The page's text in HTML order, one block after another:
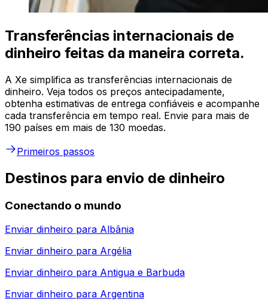
Transferências internacionais de
dinheiro feitas da maneira correta.
A Xe simplifica as transferências internacionais de
dinheiro. Veja todos os preços antecipadamente,
obtenha estimativas de entrega confiáveis e acompanhe
cada transferência em tempo real. Envie para mais de
190 países em mais de 130 moedas.
Primeiros passos
Destinos para envio de dinheiro
Conectando o mundo
Enviar dinheiro para Albânia
Enviar dinheiro para Argélia
Enviar dinheiro para Antigua e Barbuda
Enviar dinheiro para Argentina